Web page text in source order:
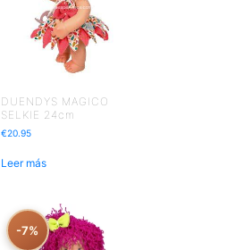
DUENDYS MAGICO
SELKIE 24cm
€20.95
Leer más
-7%